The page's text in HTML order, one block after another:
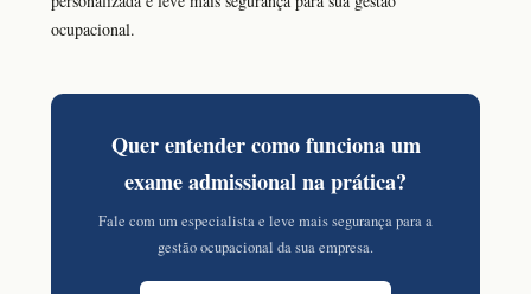
ocupacional.
Quer entender como funciona um
exame admissional na prática?
Fale com um especialista e leve mais segurança para a
gestão ocupacional da sua empresa.